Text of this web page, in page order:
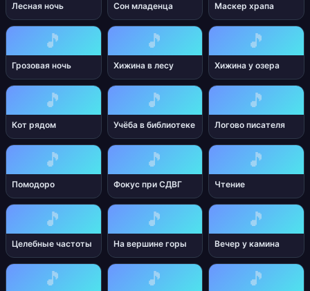
Лесная ночь Сон младенца Маскер храпа
🎵
Грозовая ночь
🎵
Хижина в лесу
🎵
Хижина у озера
🎵
Кот рядом
🎵
Учёба в библиотеке
🎵
Логово писателя
🎵
Помодоро
🎵
Фокус при СДВГ
🎵
Чтение
🎵
Целебные частоты
🎵
На вершине горы
🎵
Вечер у камина
🎵 🎵 🎵